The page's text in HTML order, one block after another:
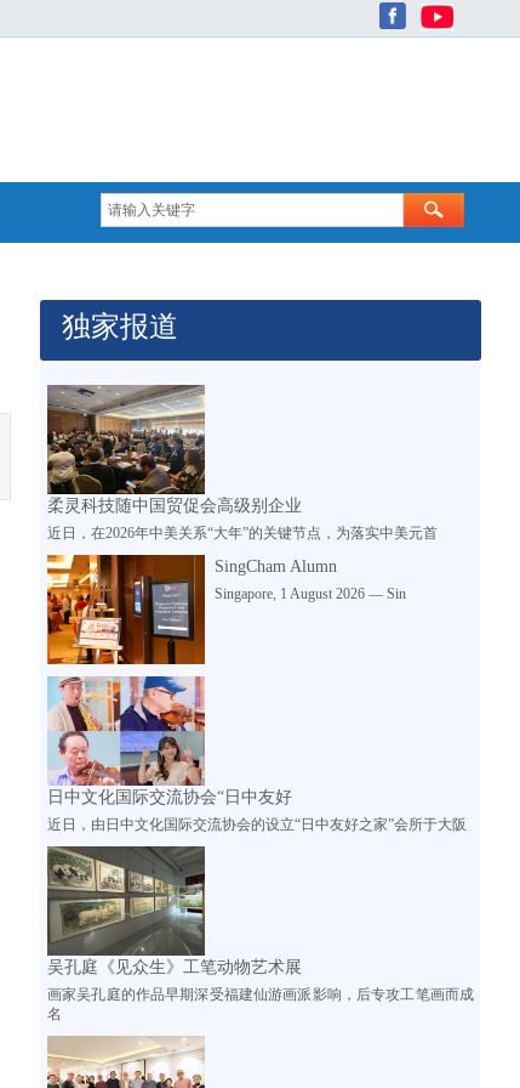
独家报道
柔灵科技随中国贸促会高级别企业
近日，在2026年中美关系“大年”的关键节点，为落实中美元首
SingCham Alumn
Singapore, 1 August 2026 — Sin
日中文化国际交流协会“日中友好
近日，由日中文化国际交流协会的设立“日中友好之家”会所于大阪
吴孔庭《见众生》工笔动物艺术展
画家吴孔庭的作品早期深受福建仙游画派影响，后专攻工笔画而成
名